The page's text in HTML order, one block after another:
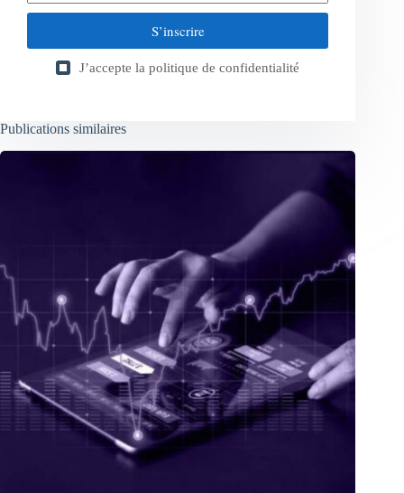
S’inscrire
J’accepte la politique de confidentialité
Publications similaires